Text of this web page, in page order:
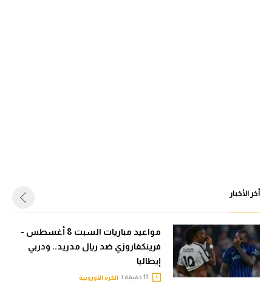
أخر الأخبار
مواعيد مباريات السبت 8 أغسطس -
فرينكفاروزي ضد ريال مدريد.. ودربي
إيطاليا
الكرة الأوروبية